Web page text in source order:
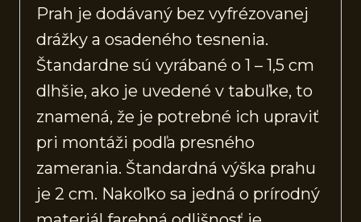
Prah je dodávaný bez vyfrézovanej
drážky a osadeného tesnenia.
Štandardne sú vyrábané o 1 – 1,5 cm
dlhšie, ako je uvedené v tabuľke, to
znamená, že je potrebné ich upraviť
pri montáži podľa presného
zamerania. Štandardná výška prahu
je 2 cm. Nakoľko sa jedná o prírodný